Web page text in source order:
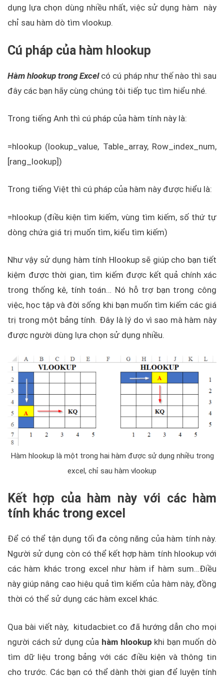
dụng lựa chọn dùng nhiều nhất, việc sử dụng hàm này
chỉ sau hàm dò tìm vlookup.
Cú pháp của hàm hlookup
Hàm hlookup trong Excelcó cú pháp như thế nào thì sau
đây các bạn hãy cùng chúng tôi tiếp tục tìm hiểu nhé.
Trong tiếng Anh thì cú pháp của hàm tính này là:
=hlookup (lookup_value, Table_array, Row_index_num,
[rang_lookup])
Trong tiếng Việt thì cú pháp của hàm này được hiểu là:
=hlookup (điều kiện tìm kiếm, vùng tìm kiếm, số thứ tự
dòng chứa giá trị muốn tìm, kiểu tìm kiếm)
Như vậy sử dụng hàm tính Hlookup sẽ giúp cho bạn tiết
kiệm được thời gian, tìm kiếm được kết quả chính xác
trong thống kê, tính toán… Nó hỗ trợ bạn trong công
việc, học tập và đời sống khi bạn muốn tìm kiếm các giá
trị trong một bảng tính. Đây là lý do vì sao mà hàm này
được người dùng lựa chọn sử dụng nhiều.
Hàm hlookup là một trong hai hàm được sử dụng nhiều trong
excel, chỉ sau hàm vlookup
Kết hợp của hàm này với các hàm
tính khác trong excel
Để có thể tận dụng tối đa công năng của hàm tính này.
Người sử dụng còn có thể kết hợp hàm tính hlookup với
các hàm khác trong excel như hàm if hàm sum…Điều
này giúp nâng cao hiệu quả tìm kiếm của hàm này, đồng
thời có thể sử dụng các hàm excel khác.
Qua bài viết này, kitudacbiet.co đã hướng dẫn cho mọi
người cách sử dụng của hàm hlookup khi bạn muốn dò
tìm dữ liệu trong bảng với các điều kiện và thông tin
cho trước. Các bạn có thể dành thời gian để luyện tính